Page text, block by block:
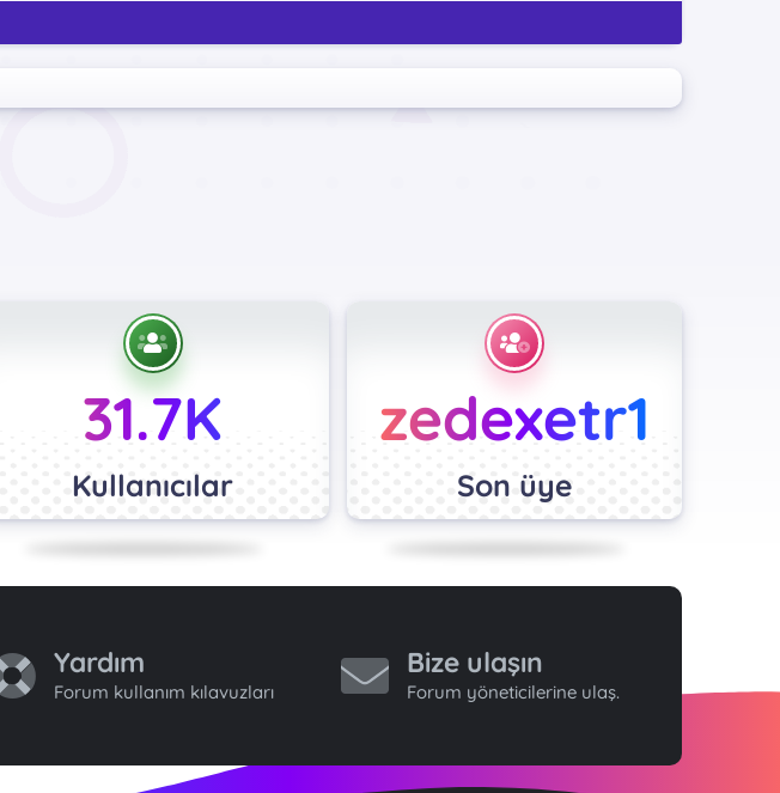
31.7K
Kullanıcılar
zedexetr1
4
Son üye
Yardım
Forum kullanım kılavuzları
Bize ulaşın
Forum yöneticilerine ulaş.